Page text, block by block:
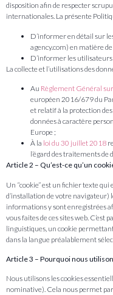
disposition afin de respecter
internationales. La présente
D’informer en détail sur
agency.com) en matière
D’informer les
La collecte et l’utilisations des
Au Règlement Général
européen 2016/679 du
et relatif à la protection
données à caractère
Europe ;
À la loi du 30 juillet 2018
l’égard des traitements de
Article 2 – Qu’est-ce qu’un
Un “cookie” est un fichier texte
d’installation de votre navigateur)
informations y sont enregistrées
vous faites de ces sites web. C’est
linguistiques, un cookie
dans la langue préalablement
Article 3 – Pourquoi nous
Nous utilisons les cookies
nominative). Cela nous permet